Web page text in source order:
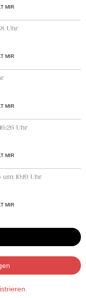
MIR
Uhr
MIR
MIR
Uhr
MIR
10:19 Uhr
MIR